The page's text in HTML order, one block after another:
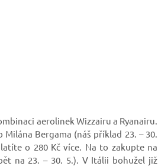
aerolinek Wizzairu a Ryanairu.
Milána Bergama (náš příklad 23. – 30.
o 280 Kč více. Na to zakupte na
na 23. – 30. 5.). V Itálii bohužel již